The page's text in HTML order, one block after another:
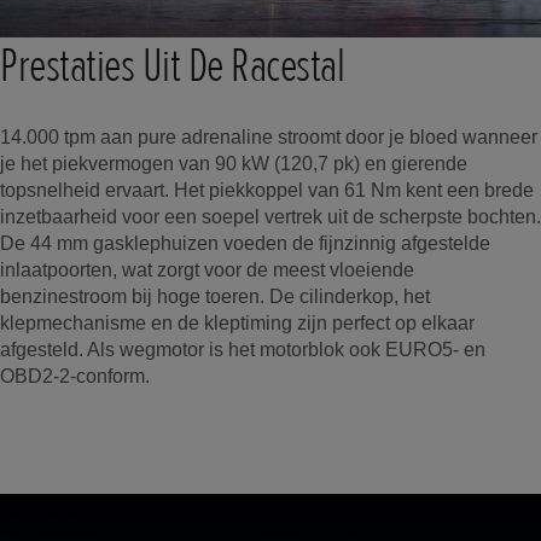
Prestaties Uit De Racestal
14.000 tpm aan pure adrenaline stroomt door je bloed wanneer
je het piekvermogen van 90 kW (120,7 pk) en gierende
topsnelheid ervaart. Het piekkoppel van 61 Nm kent een brede
inzetbaarheid voor een soepel vertrek uit de scherpste bochten.
De 44 mm gasklephuizen voeden de fijnzinnig afgestelde
inlaatpoorten, wat zorgt voor de meest vloeiende
benzinestroom bij hoge toeren. De cilinderkop, het
klepmechanisme en de kleptiming zijn perfect op elkaar
afgesteld. Als wegmotor is het motorblok ook EURO5- en
OBD2-2-conform.